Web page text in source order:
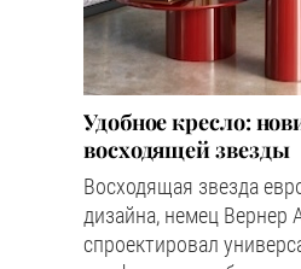
Удобное кресло:
восходящей звезды
Восходящая звезда
дизайна, немец Вернер
спроектировал